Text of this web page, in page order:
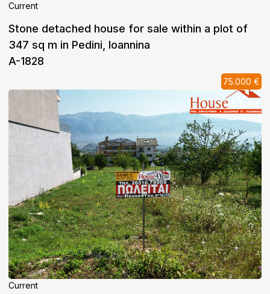
Current
Stone detached house for sale within a plot of
347 sq m in Pedini, Ioannina
A-1828
75.000 €
Current